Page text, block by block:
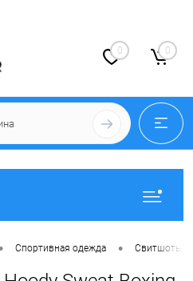
0 0
Спортивная одежда • Свитшоты,